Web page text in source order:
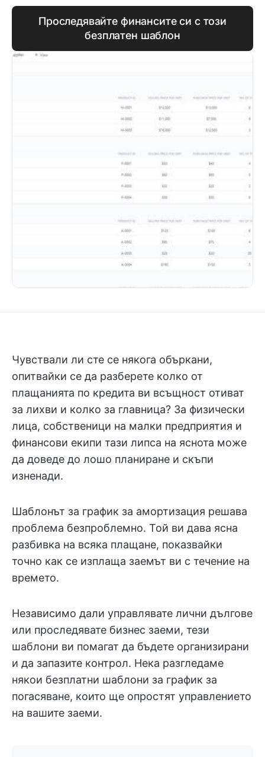
Проследявайте финансите си с този
безплатен шаблон
Чувствали ли сте се някога объркани,
опитвайки се да разберете колко от
плащанията по кредита ви всъщност отиват
за лихви и колко за главница? За физически
лица, собственици на малки предприятия и
финансови екипи тази липса на яснота може
да доведе до лошо планиране и скъпи
изненади.
Шаблонът за график за амортизация решава
проблема безпроблемно. Той ви дава ясна
разбивка на всяка плащане, показвайки
точно как се изплаща заемът ви с течение на
времето.
Независимо дали управлявате лични дългове
или проследявате бизнес заеми, тези
шаблони ви помагат да бъдете организирани
и да запазите контрол. Нека разгледаме
някои безплатни шаблони за график за
погасяване, които ще опростят управлението
на вашите заеми.